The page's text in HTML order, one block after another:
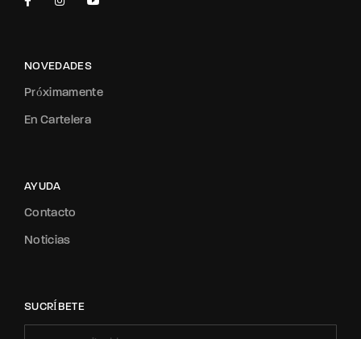
NOVEDADES
Próximamente
En Cartelera
AYUDA
Contacto
Noticias
SUCRÍBETE